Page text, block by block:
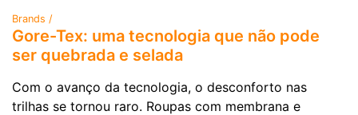
Brands /
Gore-Tex: uma tecnologia que não pode
ser quebrada e selada
Com o avanço da tecnologia, o desconforto nas
trilhas se tornou raro. Roupas com membrana e